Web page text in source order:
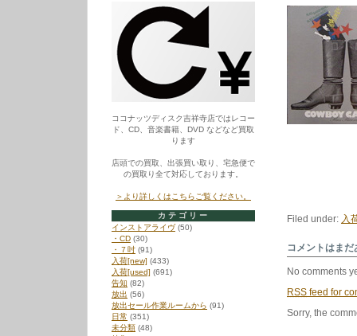
Filed under: 入
コメントはま
No comments
RSS feed for
Sorry, the
ココナッツディスク吉祥寺店ではレコー
ド、CD、音楽書籍、DVD などなど買取
ります
店頭での買取、出張買い取り、宅急便で
の買取り全て対応しております。
＞より詳しくはこちらご覧ください。
カテゴリー
インストアライヴ(50)
・CD (30)
・７吋 (91)
入荷[new] (433)
入荷[used] (691)
告知 (82)
放出 (56)
放出セール作業ルームから (91)
日常 (351)
未分類 (48)